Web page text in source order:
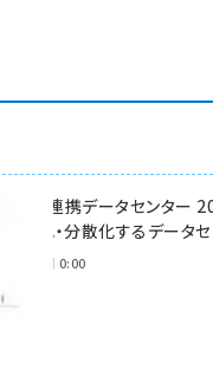
ビット連携データセンタ
多様化・分散化するデータ
月28日 0:00